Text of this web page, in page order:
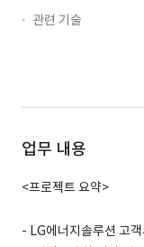
관련 기술
업무 내용
<프로젝트 요약>
- LG에너지솔루션 고